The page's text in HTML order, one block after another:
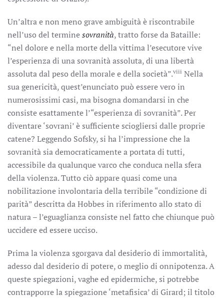
Un’altra e non meno grave ambiguità è riscontrabile
nell’uso del terminesovranità, tratto forse da Bataille:
“nel dolore e nella morte della vittima l’esecutore vive
l’esperienza di una sovranità assoluta, di una libertà
assoluta dal peso della morale e della società”.viii Nella
sua genericità, quest’enunciato può essere vero in
numerosissimi casi, ma bisogna domandarsi in che
consiste esattamente l’“esperienza di sovranità”. Per
diventare ‘sovrani’ è sufficiente sciogliersi dalle proprie
catene? Leggendo Sofsky, si ha l’impressione che la
sovranità sia democraticamente a portata di tutti,
accessibile da qualunque varco che conduca nella sfera
della violenza. Tutto ciò appare quasi come una
nobilitazione involontaria della terribile “condizione di
parità” descritta da Hobbes in riferimento allo stato di
natura – l’eguaglianza consiste nel fatto che chiunque può
uccidere ed essere ucciso.
Prima la violenza sgorgava dal desiderio di immortalità,
adesso dal desiderio di potere, o meglio di onnipotenza. A
queste spiegazioni, vaghe ed epidermiche, si potrebbe
contrapporre la spiegazione ‘metafisica’ di Girard; il titolo